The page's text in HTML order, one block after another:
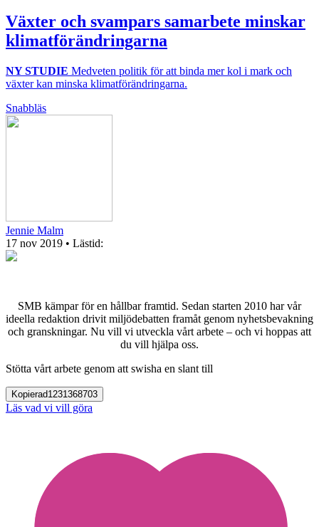
Växter och svampars samarbete minskar
klimatförändringarna
NY STUDIE Medveten politik för att binda mer kol i mark och
växter kan minska klimatförändringarna.
Snabbläs
Jennie Malm
17 nov 2019 • Lästid:
SMB kämpar för en hållbar framtid. Sedan starten 2010 har vår
ideella redaktion drivit miljödebatten framåt genom nyhetsbevakning
och granskningar. Nu vill vi utveckla vårt arbete – och vi hoppas att
du vill hjälpa oss.
Stötta vårt arbete genom att swisha en slant till
Kopierad1231368703
Läs vad vi vill göra